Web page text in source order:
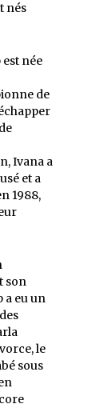
nés
née
de
Ivana a
et a
1988,
son
a eu un
le
sous